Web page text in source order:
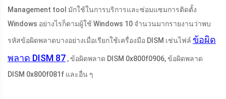
Management tool มักใช้ในการบริการและซ่อมแซมการติดตั้ง
Windows อย่างไรก็ตามผู้ใช้ Windows 10 จำนวนมากรายงานว่าพบ
รหัสข้อผิดพลาดบางอย่างเมื่อเรียกใช้เครื่องมือ DISM เช่นไฟล์ ข้อผิด
พลาด DISM 87 , ข้อผิดพลาด DISM 0x800f0906, ข้อผิดพลาด
DISM 0x800f081f และอื่น ๆ